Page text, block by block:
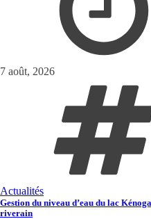
7 août, 2026
Actualités
Gestion du niveau d’eau du lac
riverain